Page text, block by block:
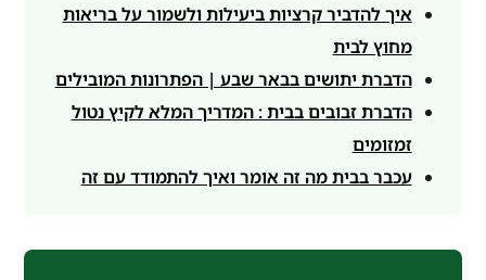
איך להדביר קרציות ביעילות ולשמור על בריאות
מחוץ לבית
הדברת יתושים בבאר שבע | הפתרונות המובילים
הדברת זבובים בבית : המדריך המלא לקיץ נטול
זמזומים
עכבר בבית מה זה אומר ואיך להתמודד עם זה